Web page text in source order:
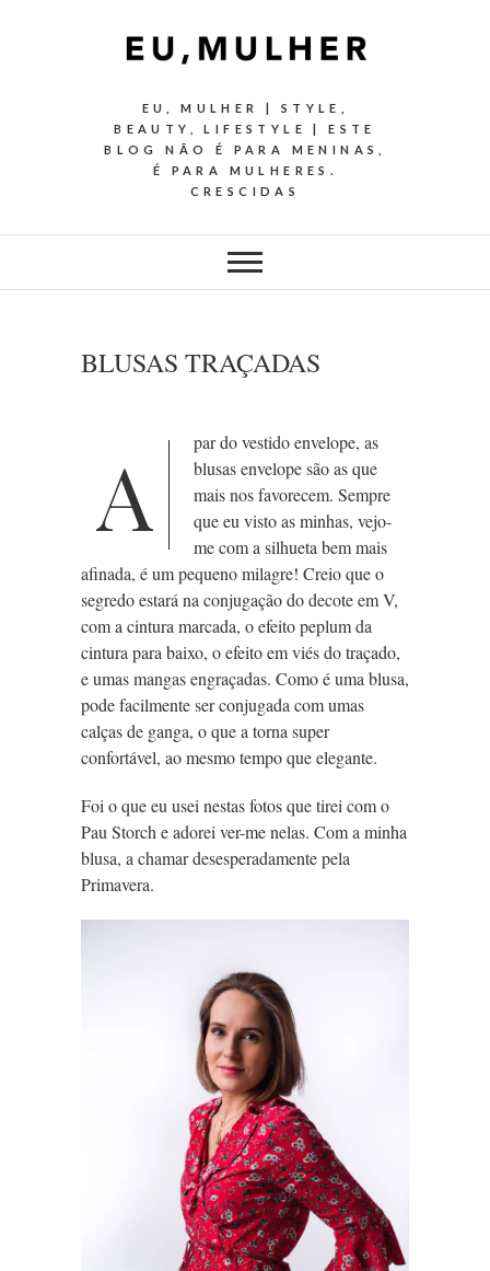
EU, MULHER | STYLE,
BEAUTY, LIFESTYLE | ESTE
BLOG NÃO É PARA MENINAS,
É PARA MULHERES.
CRESCIDAS
BLUSAS TRAÇADAS
A
par do vestido envelope, as
blusas envelope são as que
mais nos favorecem. Sempre
que eu visto as minhas, vejo-
me com a silhueta bem mais
afinada, é um pequeno milagre! Creio que o
segredo estarána conjugação do decote em V,
com a cintura marcada, o efeito peplum da
cintura para baixo, o efeito em viés do traçado,
e umas mangas engraçadas. Como é uma blusa,
pode facilmente ser conjugada com umas
calças de ganga, o que a torna super
confortável, ao mesmo tempo que elegante.
Foi o que eu usei nestas fotos que tirei com o
Pau Storch e adorei ver-me nelas. Com a minha
blusa, a chamar desesperadamente pela
Primavera.